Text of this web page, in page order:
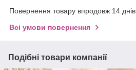
Повернення товару впродовж 14
Всі умови повернення
Подібні товари компанії